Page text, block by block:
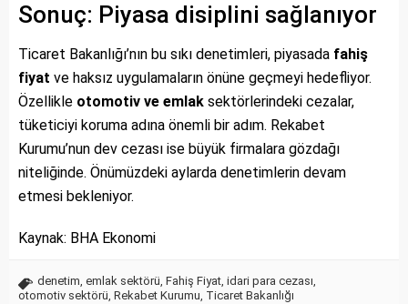
Sonuç: Piyasa disiplini sağlanıyor
Ticaret Bakanlığı’nın bu sıkı denetimleri, piyasada fahiş
fiyat ve haksız uygulamaların önüne geçmeyi hedefliyor.
Özellikle otomotiv ve emlak sektörlerindeki cezalar,
tüketiciyi koruma adına önemli bir adım. Rekabet
Kurumu’nun dev cezası ise büyük firmalara gözdağı
niteliğinde. Önümüzdeki aylarda denetimlerin devam
etmesi bekleniyor.
Kaynak: BHA Ekonomi
denetim, emlak sektörü, Fahiş Fiyat, idari para cezası,
otomotiv sektörü, Rekabet Kurumu, Ticaret Bakanlığı